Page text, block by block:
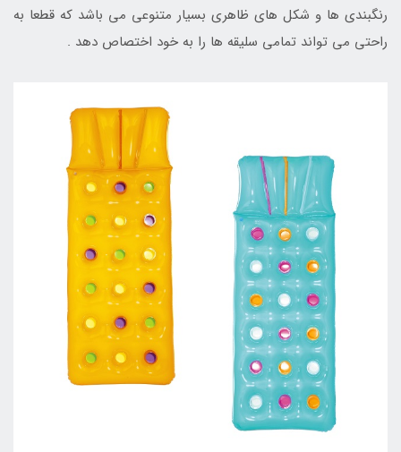
رنگبندی ها و شکل های ظاهری بسیار متنوعی می باشد که قطعا به
راحتی می تواند تمامی سلیقه ها را به خود اختصاص دهد .